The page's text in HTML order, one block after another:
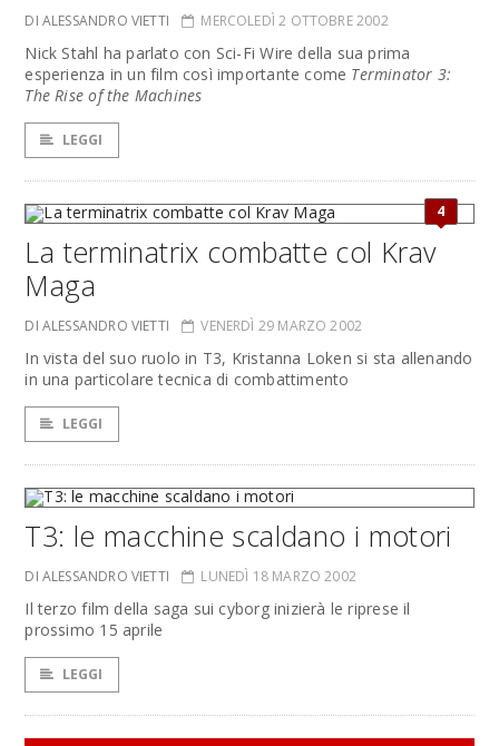
DI ALESSANDRO VIETTI MERCOLEDÌ 2 OTTOBRE 2002
Nick Stahl ha parlato con Sci-Fi Wire della sua prima
esperienza in un film così importante come Terminator 3:
The Rise of the Machines
LEGGI
4
La terminatrix combatte col Krav
Maga
DI ALESSANDRO VIETTI VENERDÌ 29 MARZO 2002
In vista del suo ruolo in T3, Kristanna Loken si sta allenando
in una particolare tecnica di combattimento
LEGGI
T3: le macchine scaldano i motori
DI ALESSANDRO VIETTI LUNEDÌ 18 MARZO 2002
Il terzo film della saga sui cyborg inizierà le riprese il
prossimo 15 aprile
LEGGI